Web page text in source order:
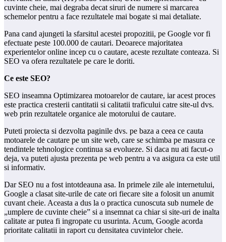
cuvinte cheie, mai degraba decat siruri de numere si marcarea
schemelor pentru a face rezultatele mai bogate si mai detaliate.
Pana cand ajungeti la sfarsitul acestei propozitii, pe Google vor fi
efectuate peste 100.000 de cautari. Deoarece majoritatea
experientelor online incep cu o cautare, aceste rezultate conteaza. Si
SEO va ofera rezultatele pe care le doriti.
Ce este SEO?
SEO inseamna Optimizarea motoarelor de cautare, iar acest proces
este practica cresterii cantitatii si calitatii traficului catre site-ul dvs.
web prin rezultatele organice ale motorului de cautare.
Puteti proiecta si dezvolta paginile dvs. pe baza a ceea ce cauta
motoarele de cautare pe un site web, care se schimba pe masura ce
tendintele tehnologice continua sa evolueze. Si daca nu ati facut-o
deja, va puteti ajusta prezenta pe web pentru a va asigura ca este util
si informativ.
Dar SEO nu a fost intotdeauna asa. In primele zile ale internetului,
Google a clasat site-urile de cate ori fiecare site a folosit un anumit
cuvant cheie. Aceasta a dus la o practica cunoscuta sub numele de
„umplere de cuvinte cheie” si a insemnat ca chiar si site-uri de inalta
calitate ar putea fi ingropate cu usurinta. Acum, Google acorda
prioritate calitatii in raport cu densitatea cuvintelor cheie.